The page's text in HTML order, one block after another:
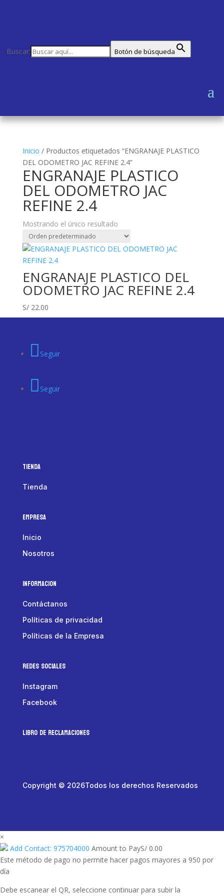
Buscar: Botón de búsqueda
Inicio / Productos etiquetados “ENGRANAJE PLASTICO
DEL ODOMETRO JAC REFINE 2.4”
ENGRANAJE PLASTICO
DEL ODOMETRO JAC
REFINE 2.4
Mostrando el único resultado
ENGRANAJE PLASTICO DEL
ODOMETRO JAC REFINE 2.4
S/22.00
Seguir
Seguir
Tienda
Tienda
Empresa
Inicio
Nosotros
Informacion
Contáctanos
Políticas de privacidad
Políticas de la Empresa
Redes Sociales
Instagram
Facebook
LIBRO DE RECLAMACIONES
Copyright © 2026Todos los derechos Reservados
×
Add Contact: 975704000 Amount to PayS/ 0.00
Este método de pago no permite hacer pagos mayores a 950 por
día
Debe escanear el QR, seleccione continuar para subir la